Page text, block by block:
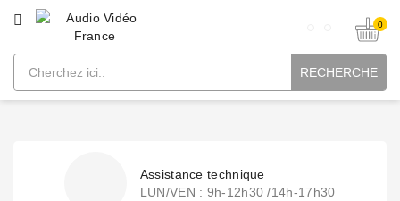
CATÉGORIE
RECHERCHE
0
Assistance technique
LUN/VEN : 9h-12h30 /14h-17h30